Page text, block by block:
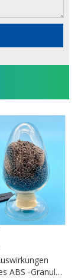
ABS -Granulat